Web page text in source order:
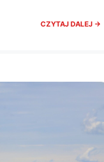
CZYTAJ DALEJ →